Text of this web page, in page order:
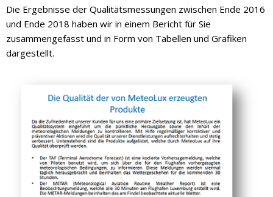
Die Ergebnisse der Qualitätsmessungen zwischen Ende 2016
und Ende 2018 haben wir in einem Bericht für Sie
zusammengefasst und in Form von Tabellen und Grafiken
dargestellt.